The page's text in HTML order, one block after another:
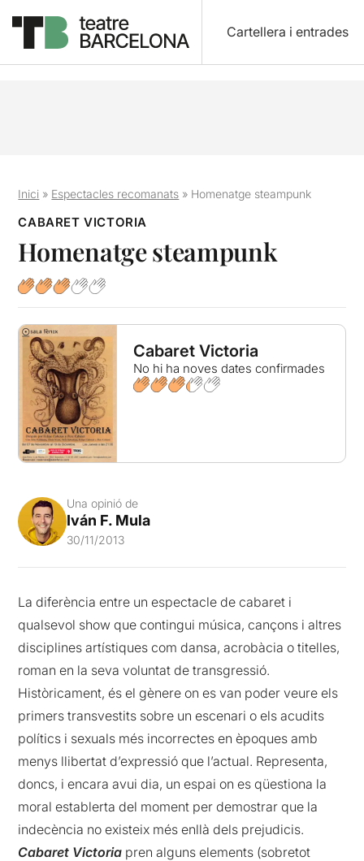
Cartellera i entrades
Inici » Espectacles recomanats » Homenatge steampunk
CABARET VICTORIA
Homenatge steampunk
Cabaret Victoria
No hi ha noves dates confirmades
Una opinió de
Iván F. Mula
30/11/2013
La diferència entre un espectacle de cabaret i
qualsevol show que contingui música, cançons i altres
disciplines artístiques com dansa, acrobàcia o titelles,
roman en la seva voluntat de transgressió.
Històricament, és el gènere on es van poder veure els
primers transvestits sobre un escenari o els acudits
polítics i sexuals més incorrectes en èpoques amb
menys llibertat d’expressió que l’actual. Representa,
doncs, i encara avui dia, un espai on es qüestiona la
moral establerta del moment per demostrar que la
indecència no existeix més enllà dels prejudicis.
Cabaret Victoria pren alguns elements (sobretot